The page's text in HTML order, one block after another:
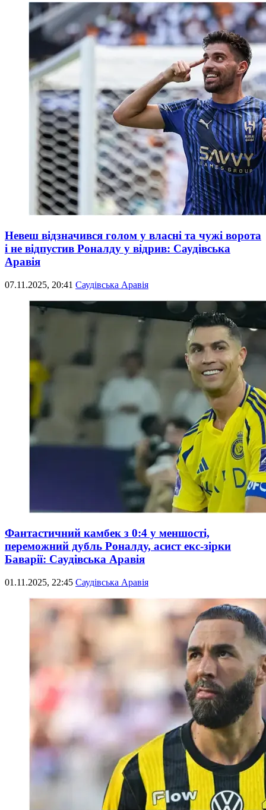
Невеш відзначився голом у власні та чужі ворота
і не відпустив Роналду у відрив: Саудівська
Аравія
07.11.2025, 20:41 Саудівська Аравія
Фантастичний камбек з 0:4 у меншості,
переможний дубль Роналду, асист екс-зірки
Баварії: Саудівська Аравія
01.11.2025, 22:45 Саудівська Аравія